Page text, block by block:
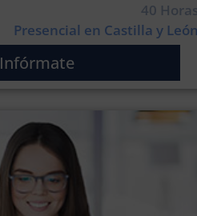
40
Presencial en Castilla y
Infórmate